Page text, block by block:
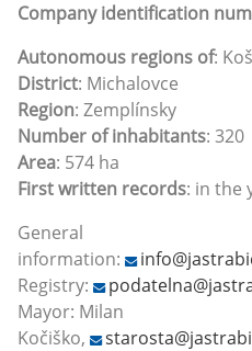
Company identification
Autonomous regions of:
District: Michalovce
Region: Zemplínsky
Number of inhabitants: 320
Area: 574 ha
First written records: in the
General
information:
Registry:
Mayor: Milan
Kočiško,